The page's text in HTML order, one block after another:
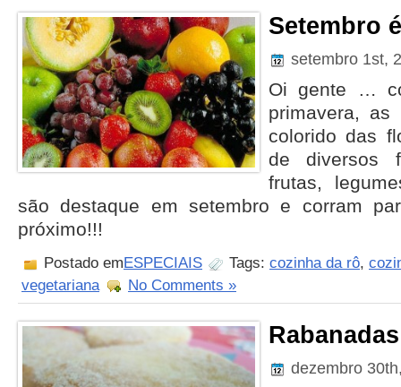
Setembro
setembro 1st,
Oi gente …
primavera, as
colorido das
de diversos
frutas,
são destaque em setembro e corram
próximo!!!
Postado emESPECIAIS Tags: cozinha da rô,
vegetariana
No Comments »
Rabanadas
dezembro